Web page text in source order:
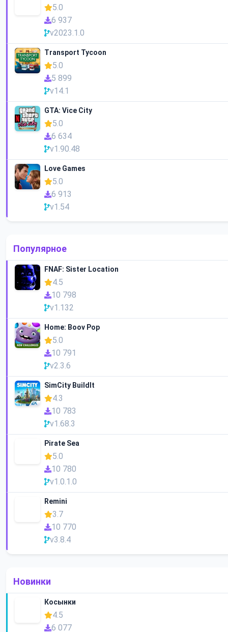
5.0
6 937
v2023.1.0
Transport Tycoon
5.0
5 899
v14.1
GTA: Vice City
5.0
6 634
v1.90.48
Love Games
5.0
6 913
v1.54
Популярное
FNAF: Sister Location
4.5
10 798
v1.132
Home: Boov Pop
5.0
10 791
v2.3.6
SimCity BuildIt
4.3
10 783
v1.68.3
Pirate Sea
5.0
10 780
v1.0.1.0
Remini
3.7
10 770
v3.8.4
Новинки
Косынки
4.5
6 077